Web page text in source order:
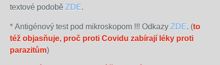
textové podobě ZDE.
* Antigénový test pod mikroskopom !!! Odkazy ZDE. (to
též objasňuje, proč proti Covidu zabírají léky proti
parazitům)